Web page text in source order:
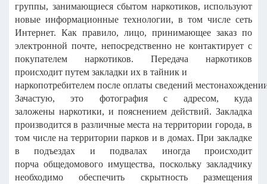
группы, занимающиеся сбытом наркотиков, используют
новые информационные технологии, в том числе сеть
Интернет. Как правило, лицо, принимающее заказ по
электронной почте, непосредственно не контактирует с
покупателем наркотиков. Передача наркотиков
происходит путем закладки их в тайник и
наркопотребителем после оплаты сведений
Зачастую, это фотография с адресом, куда
заложены наркотики, и пояснением действий. Закладка
производится в различные места на территории города, в
том числе на территории парков и в домах.При закладке
в подъездах и подвалах иногда происходит
порча общедомового имущества, поскольку закладчику
необходимо обеспечить скрытность размещения